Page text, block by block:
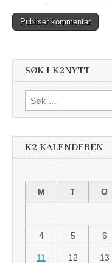
SØK I K2NYTT
Søk
etter:
K2 KALENDEREN
M
T O
4 5 6
11 12 13